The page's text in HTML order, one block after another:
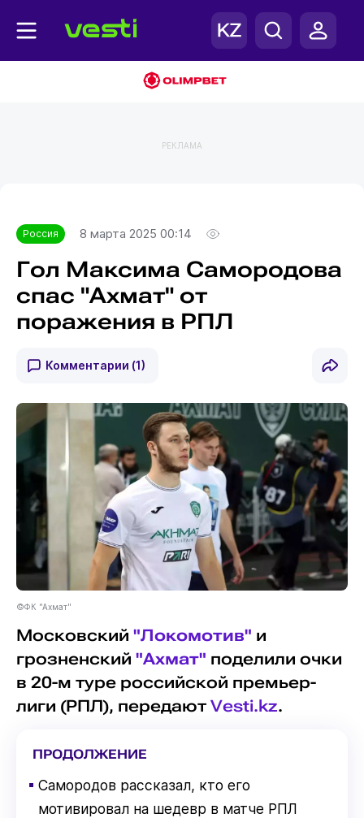
РЕКЛАМА
Россия 8 марта 2025 00:14
Гол Максима Самородова
спас "Ахмат" от
поражения в РПЛ
Комментарии (1)
©ФК "Ахмат"
Московский "Локомотив" и
грозненский "Ахмат" поделили очки
в 20-м туре российской премьер-
лиги (РПЛ), передают Vesti.kz.
ПРОДОЛЖЕНИЕ
▪ Самородов рассказал, кто его
мотивировал на шедевр в матче РПЛ